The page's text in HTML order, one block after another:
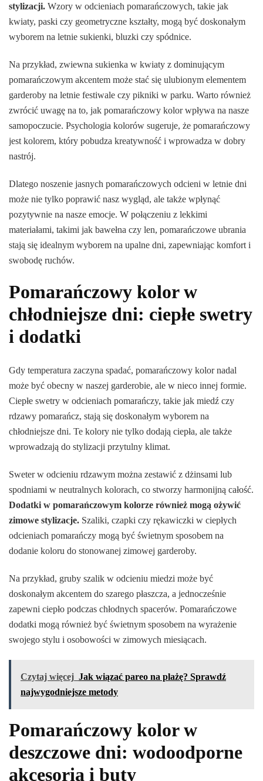
stylizacji. Wzory w odcieniach pomarańczowych, takie jak
kwiaty, paski czy geometryczne kształty, mogą być doskonałym
wyborem na letnie sukienki, bluzki czy spódnice.
Na przykład, zwiewna sukienka w kwiaty z dominującym
pomarańczowym akcentem może stać się ulubionym elementem
garderoby na letnie festiwale czy pikniki w parku. Warto również
zwrócić uwagę na to, jak pomarańczowy kolor wpływa na nasze
samopoczucie. Psychologia kolorów sugeruje, że pomarańczowy
jest kolorem, który pobudza kreatywność i wprowadza w dobry
nastrój.
Dlatego noszenie jasnych pomarańczowych odcieni w letnie dni
może nie tylko poprawić nasz wygląd, ale także wpłynąć
pozytywnie na nasze emocje. W połączeniu z lekkimi
materiałami, takimi jak bawełna czy len, pomarańczowe ubrania
stają się idealnym wyborem na upalne dni, zapewniając komfort i
swobodę ruchów.
Pomarańczowy kolor w
chłodniejsze dni: ciepłe swetry
i dodatki
Gdy temperatura zaczyna spadać, pomarańczowy kolor nadal
może być obecny w naszej garderobie, ale w nieco innej formie.
Ciepłe swetry w odcieniach pomarańczy, takie jak miedź czy
rdzawy pomarańcz, stają się doskonałym wyborem na
chłodniejsze dni. Te kolory nie tylko dodają ciepła, ale także
wprowadzają do stylizacji przytulny klimat.
Sweter w odcieniu rdzawym można zestawić z dżinsami lub
spodniami w neutralnych kolorach, co stworzy harmonijną całość.
Dodatki w pomarańczowym kolorze również mogą ożywić
zimowe stylizacje. Szaliki, czapki czy rękawiczki w ciepłych
odcieniach pomarańczy mogą być świetnym sposobem na
dodanie koloru do stonowanej zimowej garderoby.
Na przykład, gruby szalik w odcieniu miedzi może być
doskonałym akcentem do szarego płaszcza, a jednocześnie
zapewni ciepło podczas chłodnych spacerów. Pomarańczowe
dodatki mogą również być świetnym sposobem na wyrażenie
swojego stylu i osobowości w zimowych miesiącach.
Czytaj więcej Jak wiązać pareo na plażę? Sprawdź
najwygodniejsze metody
Pomarańczowy kolor w
deszczowe dni: wodoodporne
akcesoria i buty